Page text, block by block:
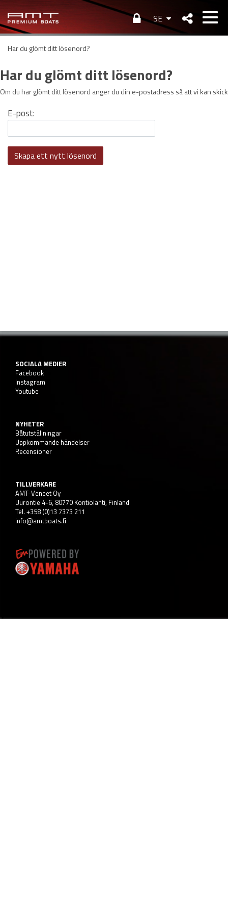
SE
Har du glömt ditt lösenord?
Har du glömt ditt lösenord?
Om du har glömt ditt lösenord anger du din e-postadress så att vi kan
E-post:
SOCIALA MEDIER
Facebook
Instagram
Youtube
NYHETER
Båtutställningar
Uppkommande händelser
Recensioner
TILLVERKARE
AMT-Veneet Oy
Uurontie 4-6, 80770 Kontiolahti, Finland
Tel. +358 (0)13 7373 211
info@amtboats.fi